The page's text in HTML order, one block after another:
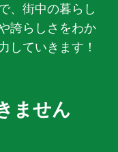
、街中の暮らし
誇らしさをわか
していきます！
ません